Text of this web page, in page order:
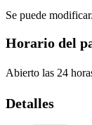
Se puede
Horario del
Abierto las 24
Detalles